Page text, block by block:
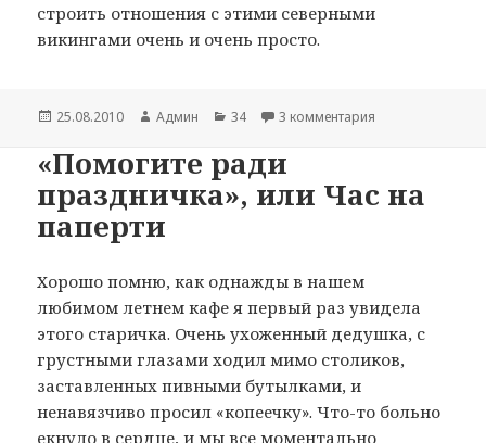
строить отношения с этими северными
викингами очень и очень просто.
Опубликовано
25.08.2010 Автор
Админ Рубрики
34 3 комментария
«Помогите ради
праздничка», или Час на
паперти
Хорошо помню, как однажды в нашем
любимом летнем кафе я первый раз увидела
этого старичка. Очень ухоженный дедушка, с
грустными глазами ходил мимо столиков,
заставленных пивными бутылками, и
ненавязчиво просил «копеечку». Что-то больно
екнуло в сердце, и мы все моментально